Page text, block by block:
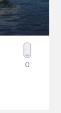
0